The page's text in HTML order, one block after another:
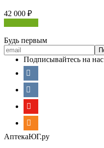
42 000 ₽
Будь первым
Подписывайтесь на нас
АптекаЮГ.ру